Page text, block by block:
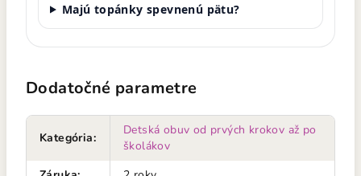
Majú topánky spevnenú pätu?
Dodatočné parametre
Kategória:
Detská obuv od prvých krokov až po
školákov